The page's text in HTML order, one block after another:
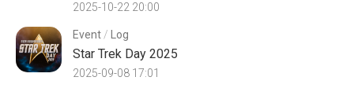
2025-10-22 20:00
Event/ Log
Star Trek Day 2025
2025-09-08 17:01